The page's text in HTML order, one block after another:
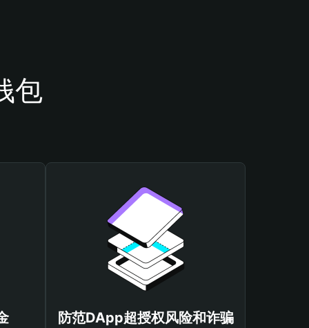
包
防范DApp超授权风险和诈骗